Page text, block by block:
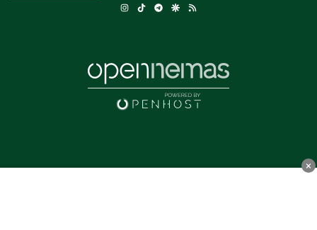
Instagram
TikTokTelegramGoogle Discover
×